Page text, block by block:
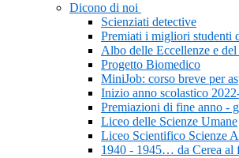
Dicono di noi
Scienziati detective
Premiati i migliori studenti
Albo delle Eccellenze e
Progetto Biomedico
MiniJob: corso breve per
Inizio anno scolastico
Premiazioni di fine anno -
Liceo delle Scienze Umane
Liceo Scientifico Scienze
1940 - 1945… da Cerea al